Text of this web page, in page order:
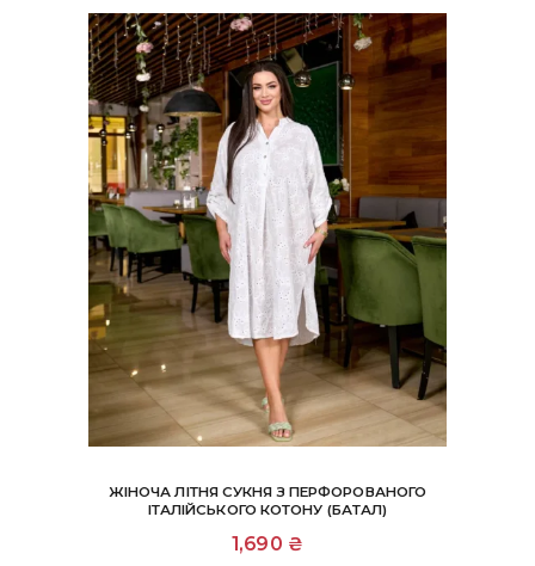
ЖІНОЧА ЛІТНЯ СУКНЯ З ПЕРФОРОВАНОГО
ІТАЛІЙСЬКОГО КОТОНУ (БАТАЛ)
1,690 ₴